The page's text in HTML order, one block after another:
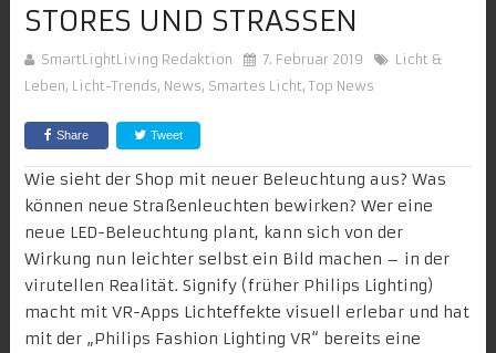
STORES UND STRASSEN
SmartLightLiving Redaktion 7. Februar 2019
Licht &
Leben, Licht-Trends, News, Smartes Licht,Top News
Share Tweet
Wie sieht der Shop mit neuer Beleuchtung aus? Was
können neue Straßenleuchten bewirken? Wer eine
neue LED-Beleuchtung plant, kann sich von der
Wirkung nun leichter selbst ein Bild machen – in der
virutellen Realität. Signify (früher Philips Lighting)
macht mit VR-Apps Lichteffekte visuell erlebar und hat
mit der „Philips Fashion Lighting VR“ bereits eine